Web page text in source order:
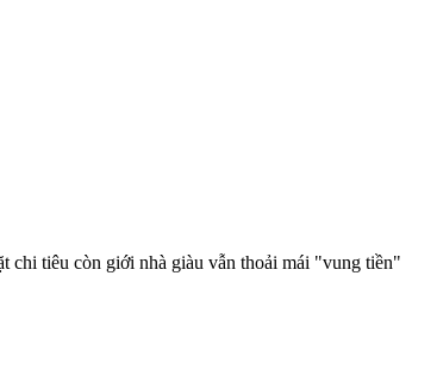
chi tiêu còn giới nhà giàu vẫn thoải mái "vung tiền"